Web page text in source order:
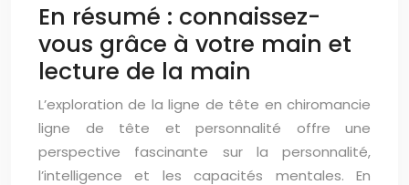
En résumé : connaissez-
vous grâce à votre main et
lecture de la main
L’exploration de la ligne de tête en chiromancie
ligne de tête et personnalité offre une
perspective fascinante sur la personnalité,
l’intelligence et les capacités mentales. En